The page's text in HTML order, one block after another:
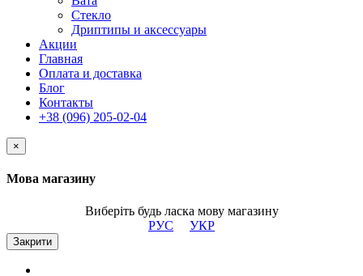
Стекло
Дриптипы и аксессуары
Акции
Главная
Оплата и доставка
Блог
Контакты
+38 (096) 205-02-04
×
Мова магазину
Виберіть будь ласка мову магазину
РУС
УКР
Закрити